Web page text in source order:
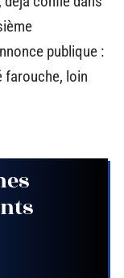
publique :
farouche, loin